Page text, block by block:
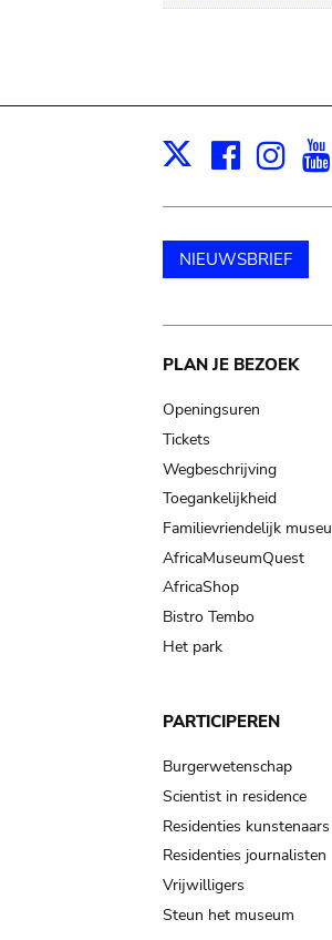
X
NIEUWSBRIEF
Main
navigation
PLAN JE BEZOEK
Openingsuren
Tickets
Wegbeschrijving
Toegankelijkheid
Familievriendelijk
AfricaMuseumQuest
AfricaShop
Bistro Tembo
Het park
PARTICIPEREN
Burgerwetenschap
Scientist in residence
Residenties kunstenaars
Residenties journalisten
Vrijwilligers
Steun het museum